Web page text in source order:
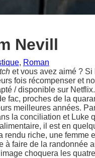
Nevill
, Roman
et vous avez aimé ?
fois récompenser et
/ disponible sur Netflix.
fac, proches de la
meilleures années.
la conciliation et Luke
il est en
rendu riche, une femme
à faire de la randonnée
choquera les